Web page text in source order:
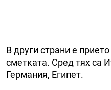
В други страни е
сметката. Сред тях са
Германия, Египет.